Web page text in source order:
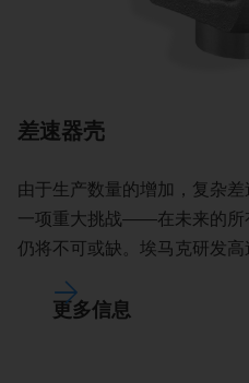
差速器壳
由于生产数量的增加，复杂
一项重大挑战——在未来的所
仍将不可或缺。埃马克研发高
更多信息